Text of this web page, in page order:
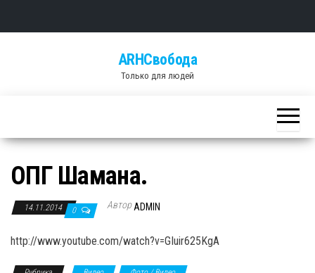
ARHСвобода
Только для людей
ОПГ Шамана.
14.11.2014 0 АвторADMIN
http://www.youtube.com/watch?v=GIuir625KgA